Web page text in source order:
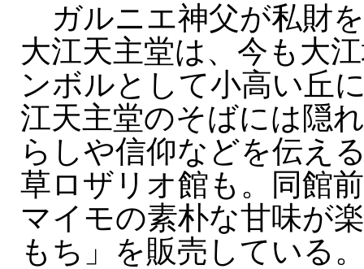
ガルニエ神父が私財
大江天主堂は、今も大
ンボルとして小高い丘
江天主堂のそばには隠
らしや信仰などを伝え
草ロザリオ館も。同館
マイモの素朴な甘味が
もち」を販売している